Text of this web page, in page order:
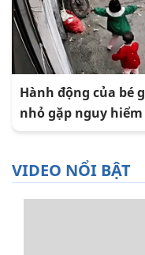
Hành động của bé
nhỏ gặp nguy hiểm
VIDEO NỔI BẬT